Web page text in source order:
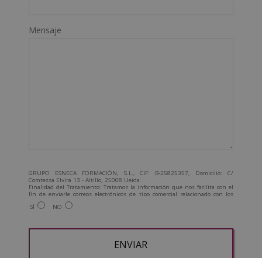
Mensaje
GRUPO ESNECA FORMACIÓN, S.L., CIF: B-25825357, Domicilio: C/
Comtessa Elvira 13 - Altillo, 25008 Lleida.
Finalidad del Tratamiento: Tratamos la información que nos facilita con el
fin de enviarle correos electrónicos de tipo comercial relacionado con los
productos ofrecidos y otros tipo de productos que fueran de su interés.
Legitimación del tratamiento: Consentimiento del interesado.
Para más información consulte nuestra Política de Privacidad.
SÍ NO